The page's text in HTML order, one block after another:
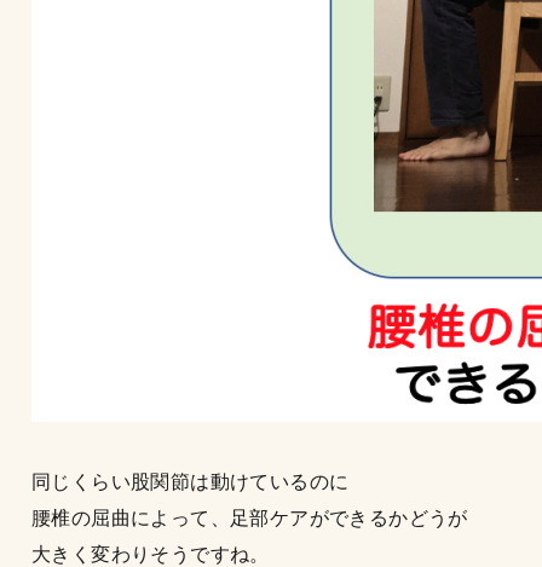
同じくらい股関節は動けているのに
腰椎の屈曲によって、足部ケアができるかどうが
大きく変わりそうですね。